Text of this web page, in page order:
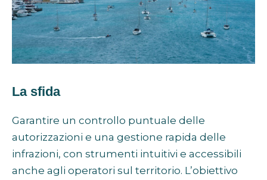
La sfida
Garantire un controllo puntuale delle
autorizzazioni e una gestione rapida delle
infrazioni, con strumenti intuitivi e accessibili
anche agli operatori sul territorio. L’obiettivo